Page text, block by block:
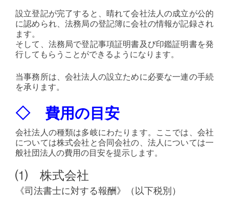
設立登記が完了すると、晴れて会社法人の成立が公的
に認められ、法務局の登記簿に会社の情報が記録され
ます。
そして、法務局で登記事項証明書及び印鑑証明書を発
行してもらうことができるようになります。
当事務所は、会社法人の設立ために必要な一連の手続
を承ります。
◇ 費用の目安
会社法人の種類は多岐にわたります。ここでは、会社
については株式会社と合同会社の、法人については一
般社団法人の費用の目安を提示します。
⑴ 株式会社
《司法書士に対する報酬》（以下税別）